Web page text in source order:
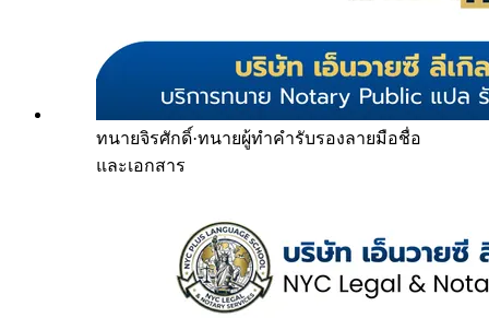
ทนายจิรศักดิ์·ทนายผู้ทำคำรับรองลายมือชื่อ
และเอกสาร